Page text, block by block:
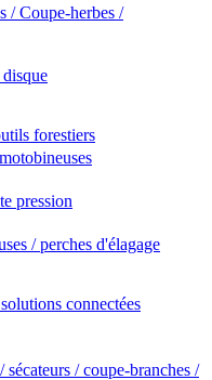
/ Coupe-herbes /
disque
forestiers
pression
/ perches d'élagage
connectées
sécateurs / coupe-branches /